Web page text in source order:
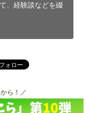
、経験談などを綴
ら！／